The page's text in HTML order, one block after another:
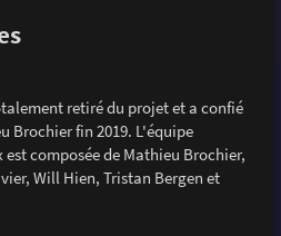
retiré du projet et a confié
Brochier fin 2019. L'équipe
composée de Mathieu Brochier,
Will Hien, Tristan Bergen et